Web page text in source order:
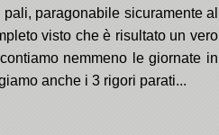
paragonabile sicuramente al
visto che è risultato un vero
nemmeno le giornate in
anche i 3 rigori parati...